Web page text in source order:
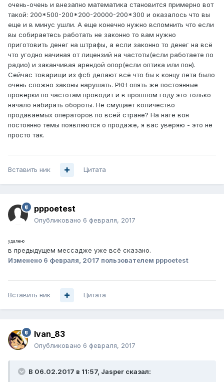
очень-очень и внезапно математика становится примерно вот
такой: 200*500-200*200-20000-200*300 и оказалось что вы
еще и в минус ушли. А еще конечно нужно вспомнить что если
вы собираетесь работать не законно то вам нужно
приготовить денег на штрафы, а если законно то денег на всё
что угодно начиная от лицензий на частоты(если работаете по
радио) и заканчивая арендой опор(если оптика или пон).
Сейчас товарищи из фсб делают всё что бы к концу лета было
очень сложно законы нарушать. РКН опять же постоянные
проверки по частотам проводит и в прошлом году это только
начало набирать обороты. Не смущает количество
продаваемых операторов по всей стране? На наге вон
постоянно темы появляются о продаже, я вас уверяю - это не
просто так.
Вставить ник Цитата
pppoetest
Опубликовано 6 февраля, 2017
удалено
в предыдущем мессадже уже всё сказано.
Изменено 6 февраля, 2017 пользователем pppoetest
Вставить ник Цитата
Ivan_83
Опубликовано 6 февраля, 2017
В 06.02.2017 в 11:57, Jasper сказал: